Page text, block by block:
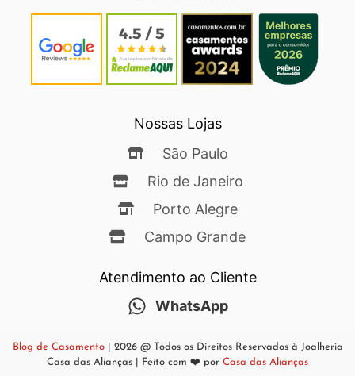
Nossas Lojas
São Paulo
Rio de Janeiro
Porto Alegre
Campo Grande
Atendimento ao Cliente
WhatsApp
Blog de Casamento| 2026 @ Todos os Direitos Reservados à Joalheria
Casa das Alianças | Feito com ❤️ por Casa das Alianças